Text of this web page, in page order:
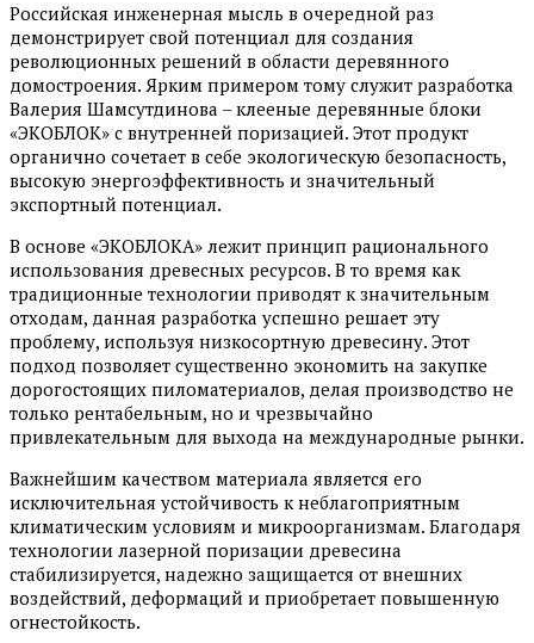
Российская инженерная мысль в очередной раз
демонстрирует свой потенциал для создания
революционных решений в области деревянного
домостроения. Ярким примером тому служит разработка
Валерия Шамсутдинова – клееные деревянные блоки
«ЭКОБЛОК» с внутренней поризацией. Этот продукт
органично сочетает в себе экологическую безопасность,
высокую энергоэффективность и значительный
экспортный потенциал.
В основе «ЭКОБЛОКА» лежит принцип рационального
использования древесных ресурсов. В то время как
традиционные технологии приводят к значительным
отходам, данная разработка успешно решает эту
проблему, используя низкосортную древесину. Этот
подход позволяет существенно экономить на закупке
дорогостоящих пиломатериалов, делая производство не
только рентабельным, но и чрезвычайно
привлекательным для выхода на международные рынки.
Важнейшим качеством материала является его
исключительная устойчивость к неблагоприятным
климатическим условиям и микроорганизмам. Благодаря
технологии лазерной поризации древесина
стабилизируется, надежно защищается от внешних
воздействий, деформаций и приобретает повышенную
огнестойкость.